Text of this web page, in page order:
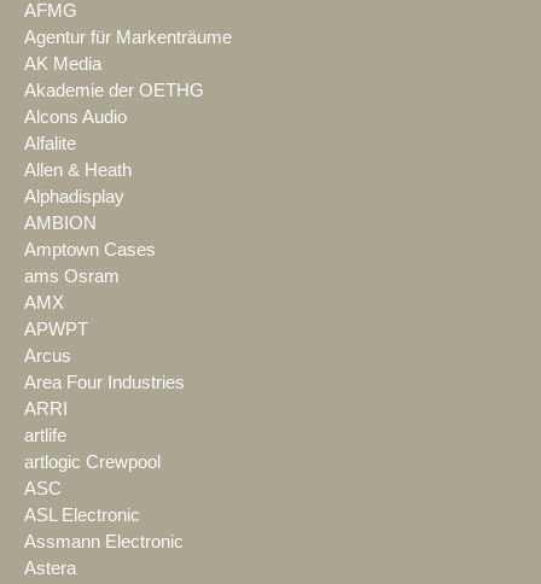
AFMG
Agentur für Markenträume
AK Media
Akademie der OETHG
Alcons Audio
Alfalite
Allen & Heath
Alphadisplay
AMBION
Amptown Cases
ams Osram
AMX
APWPT
Arcus
Area Four Industries
ARRI
artlife
artlogic Crewpool
ASC
ASL Electronic
Assmann Electronic
Astera